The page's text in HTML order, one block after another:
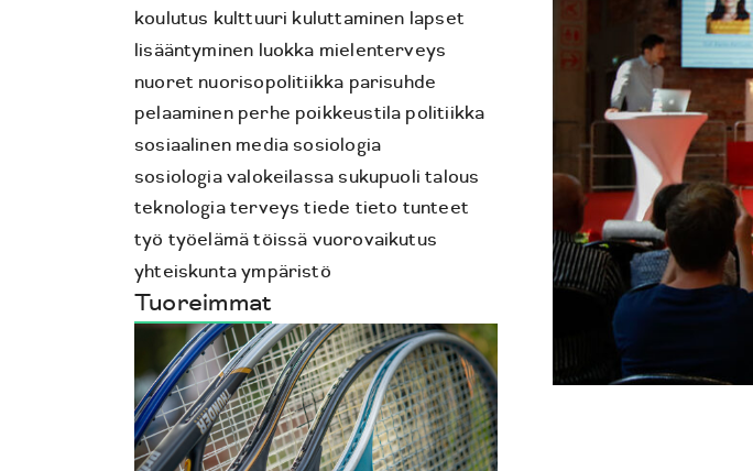
koulutus kulttuuri kuluttaminen lapset
lisääntyminen luokka mielenterveys
nuoret nuorisopolitiikka parisuhde
pelaaminen perhe poikkeustila politiikka
sosiaalinen media sosiologia
sosiologia valokeilassa sukupuoli talous
teknologiaterveys tiede tieto tunteet
työ työelämä töissä vuorovaikutus
yhteiskuntaympäristö
Tuoreimmat